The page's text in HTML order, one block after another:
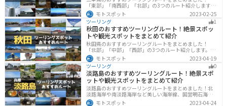
「東部」「南西部」「北部」の3つのルート紹介します。
標高の高いスカイラインからリアス式海岸まであるの
で、飽きることなくツーリングを堪能できます。バイク
で三重県にツーリングに行く際は参考にしてください。
モトスポット
2023-02-25
ツーリング
1
秋田のおすすめツーリングルート！絶景スポッ
トや観光スポットをまとめて紹介
秋田県のおすすめツーリングルートをまとめました！
「北部」「中部」「西部」の3つのルート紹介します。自
然豊かな山々や湖、温泉地が点在し、四季折々の景色を
楽しめるスポットが多数あります。バイクで秋田県にツ
ーリングに行く際は参考にしてください。
モトスポット
2023-04-19
ツーリング
0
淡路島のおすすめツーリングルート！絶景スポ
ットや観光スポットをまとめて紹介
淡路島のおすすめツーリングルートをまとめました！北
淡路海岸や南淡路海岸など美しい海岸線、国営明石海峡
公園や淡路夢舞台など、自然とアートが融合した施設も
モトスポット
2023-04-24